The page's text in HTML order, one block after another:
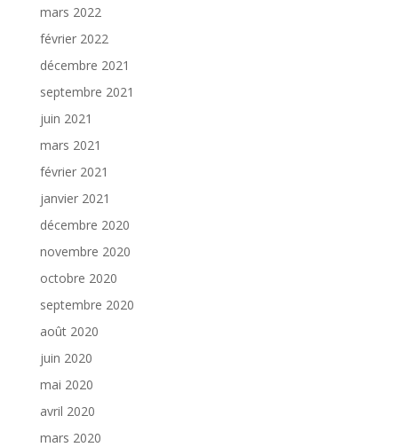
mars 2022
février 2022
décembre 2021
septembre 2021
juin 2021
mars 2021
février 2021
janvier 2021
décembre 2020
novembre 2020
octobre 2020
septembre 2020
août 2020
juin 2020
mai 2020
avril 2020
mars 2020